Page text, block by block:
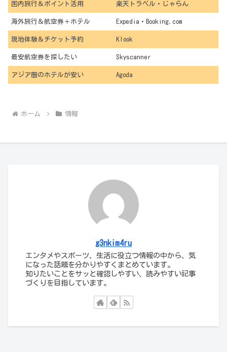
国内旅行＆ポイント活用 楽天トラベル・じゃらん
海外旅行＆航空券＋ホテル Expedia・Booking.com
現地体験＆チケット予約 Klook
最安航空券を探したい Skyscanner
アジア圏のホテルが安い Agoda
ホーム 情報
g3nkim4ru
エンタメやスポーツ、生活に役立つ情報の中から、気
になった話題を分かりやすくまとめています。
知りたいことをサッと確認しやすい、読みやすい記事
づくりを目指しています。